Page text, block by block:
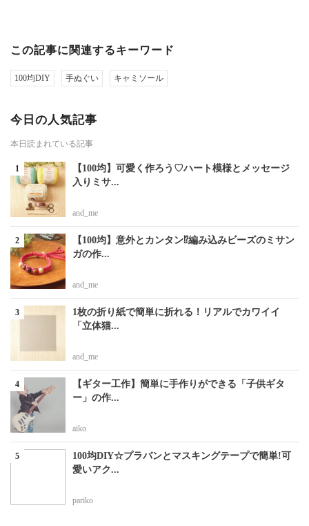
この記事に関連するキーワード
100均DIY 手ぬぐい キャミソール
今日の人気記事
本日読まれている記事
【100均】可愛く作ろう♡ハート模様とメッセージ
入りミサ...
and_me
【100均】意外とカンタン⁉編み込みビーズのミサン
ガの作...
and_me
1枚の折り紙で簡単に折れる！リアルでカワイイ
「立体猫...
and_me
【ギター工作】簡単に手作りができる「子供ギタ
ー」の作...
aiko
100均DIY☆プラバンとマスキングテープで簡単!可
愛いアク...
pariko